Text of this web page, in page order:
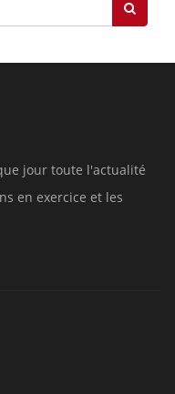
jour toute l'actualité
en exercice et les